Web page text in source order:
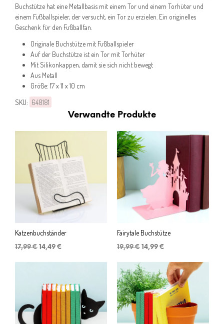
Buchstütze hat eine Metallbasis mit einem Tor und einem Torhüter und
einem Fußballspieler, der versucht, ein Tor zu erzielen. Ein originelles
Geschenk für den Fußballfan.
Originale Buchstütze mit Fußballspieler
Auf der Buchstütze ist ein Tor mit Torhüter
Mit Silikonkappen, damit sie sich nicht bewegt
Aus Metall
Größe: 17 x 11 x 10 cm
SKU: 648181
Verwandte Produkte
Katzenbuchständer
17,99€ Ursprünglicher
war:
14,49 €
ist:
Fairytale Buchstütze
19,99€ Ursprünglicher
war:
19,99 €
14,99 €
ist:
14,99 €.